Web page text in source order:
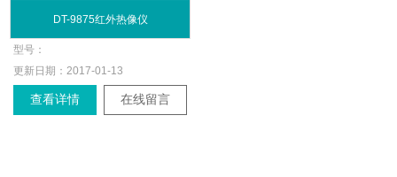
DT-9875红外热像仪
型号：
更新日期： 2017-01-13
查看详情 在线留言